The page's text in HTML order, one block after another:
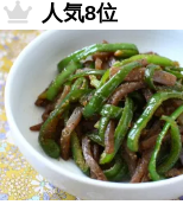
人気8位